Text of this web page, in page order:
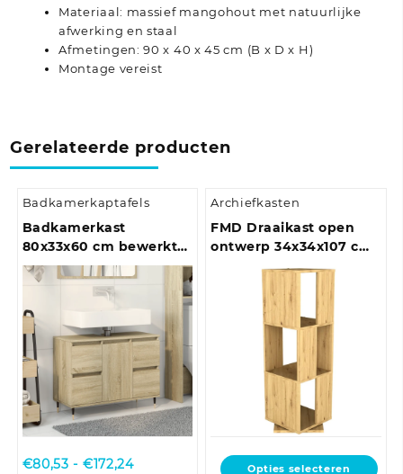
Materiaal: massief mangohout met natuurlijke
afwerking en staal
Afmetingen: 90 x 40 x 45 cm (B x D x H)
Montage vereist
Gerelateerde producten
Badkamerkaptafels
Badkamerkast
80x33x60 cm bewerkt
hout bruin eikenkleur
€80,53 - €172,24Prijsklasse:
Archiefkasten
FMD Draaikast open
ontwerp 34x34x107 cm
antiek-eikenkleurig
Opties selecteren
Dit